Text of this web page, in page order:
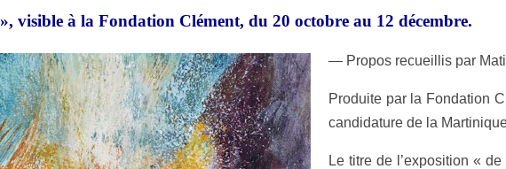
», visible à la Fondation Clément, du 20 octobre au 12 décembre.
— Propos recueillis par
Produite par la Fondation
candidature de la
Le titre de l’exposition «